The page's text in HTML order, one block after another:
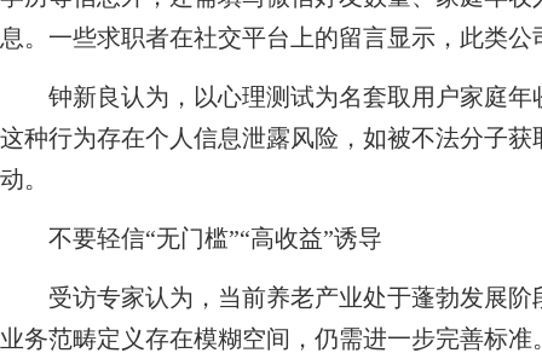
息。一些求职者在社交平台上的留言显示，此类
钟新良认为，以心理测试为名套取用户家庭年
这种行为存在个人信息泄露风险，如被不法分子
动。
不要轻信“无门槛”“高收益”诱导
受访专家认为，当前养老产业处于蓬勃发展阶
业务范畴定义存在模糊空间，仍需进一步完善标准